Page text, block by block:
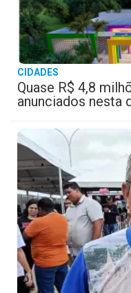
CIDADES
Quase R$ 4,8
anunciados nesta